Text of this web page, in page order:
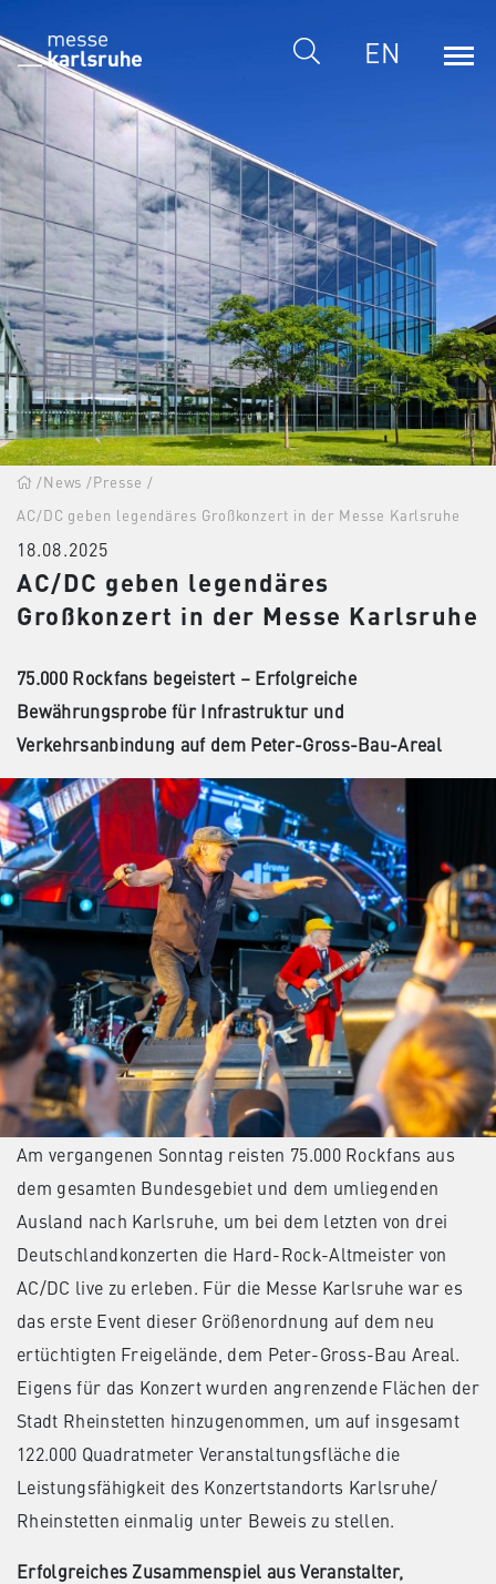
EN
/News/Presse /
AC/DC geben legendäres Großkonzert in der Messe Karlsruhe
18.08.2025
AC/DC geben legendäres
Großkonzert in der Messe Karlsruhe
75.000 Rockfans begeistert – Erfolgreiche
Bewährungsprobe für Infrastruktur und
Verkehrsanbindung auf dem Peter-Gross-Bau-Areal
Am vergangenen Sonntag reisten 75.000 Rockfans aus
dem gesamten Bundesgebiet und dem umliegenden
Ausland nach Karlsruhe, um bei dem letzten von drei
Deutschlandkonzerten die Hard-Rock-Altmeister von
AC/DC live zu erleben. Für die Messe Karlsruhe war es
das erste Event dieser Größenordnung auf dem neu
ertüchtigten Freigelände, dem Peter-Gross-Bau Areal.
Eigens für das Konzert wurden angrenzende Flächen der
Stadt Rheinstetten hinzugenommen, um auf insgesamt
122.000 Quadratmeter Veranstaltungsfläche die
Leistungsfähigkeit des Konzertstandorts Karlsruhe/
Rheinstetten einmalig unter Beweis zu stellen.
Erfolgreiches Zusammenspiel aus Veranstalter,